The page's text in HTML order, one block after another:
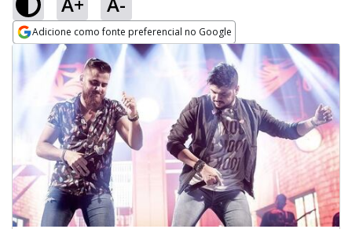
Adicione como fonte preferencial no Google
Opens in new window